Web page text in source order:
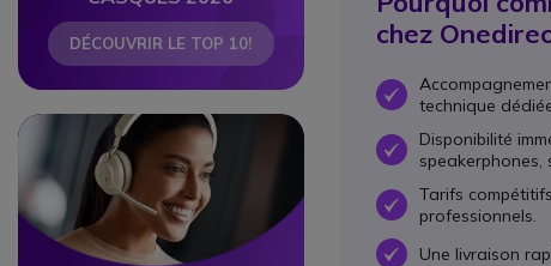
chez
OKtechnique
OKDisponibilité
speakerphones,
OKTarifs
professionnels.
OKUne livraison
DÉCOUVRIR LE TOP 10!
Circle
Circle